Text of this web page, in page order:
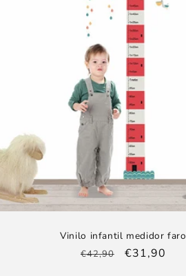
Vinilo infantil medidor faro
Precio
€42,90
Precio
€31,90